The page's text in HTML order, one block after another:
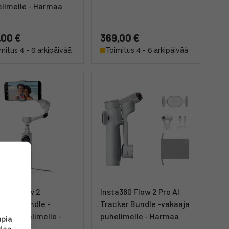
- Harmaa
€
4 - 6 arkipäivää
369,00 €
Toimitus 4 - 6 arkipäivää
Flow 2
Bundle -
puhelimelle -
Insta360 Flow 2 Pro AI
Tracker Bundle -vakaaja
puhelimelle - Harmaa